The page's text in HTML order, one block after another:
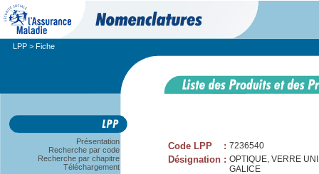
LPP > Fiche
Présentation
Recherche par code
Recherche par chapitre
Téléchargement
Code LPP : 7236540
Désignation : OPTIQUE, VERRE
GALICE